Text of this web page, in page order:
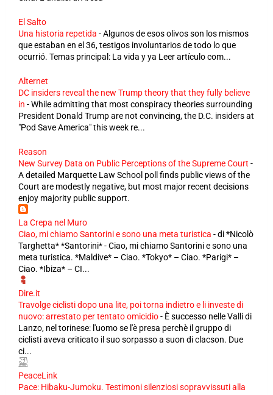
El Salto
Una historia repetida -Algunos de esos olivos son los mismos
que estaban en el 36, testigos involuntarios de todo lo que
ocurrió. Temas principal: La vida y ya Leer artículo com...
Alternet
DC insiders reveal the new Trump theory that they fully believe
in -While admitting that most conspiracy theories surrounding
President Donald Trump are not convincing, the D.C. insiders at
"Pod Save America" this week re...
Reason
New Survey Data on Public Perceptions of the Supreme Court -
A detailed Marquette Law School poll finds public views of the
Court are modestly negative, but most major recent decisions
enjoy majority public support.
La Crepa nel Muro
Ciao, mi chiamo Santorini e sono una meta turistica -di *Nicolò
Targhetta* *Santorini* - Ciao, mi chiamo Santorini e sono una
meta turistica. *Maldive* – Ciao. *Tokyo* – Ciao. *Parigi* –
Ciao. *Ibiza* – CI...
Dire.it
Travolge ciclisti dopo una lite, poi torna indietro e li investe di
nuovo: arrestato per tentato omicidio- È successo nelle Valli di
Lanzo, nel torinese: l'uomo se l'è presa perchè il gruppo di
ciclisti aveva criticato il suo sorpasso a suon di clacson. Due
ci...
PeaceLink
Pace: Hibaku-Jumoku. Testimoni silenziosi sopravvissuti alla